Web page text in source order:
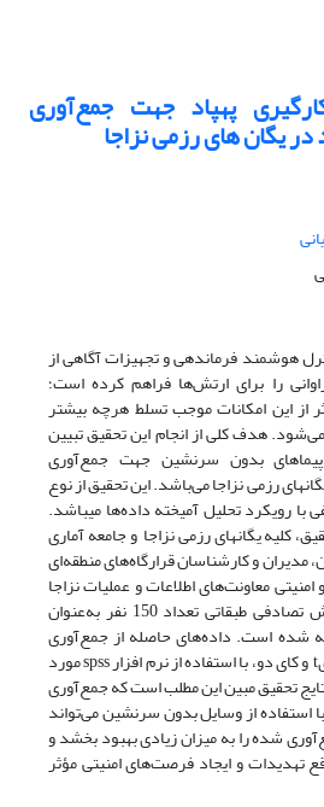
پهپاد جهت جمع‌آوری
یگان های رزمی نزاجا
هوشمند فرماندهی و تجهیزات آگاهی از
را برای ارتش‌ها فراهم کرده است؛
از این امکانات موجب تسلط هرچه بیشتر
هدف کلی از انجام این تحقیق تبیین
بدون سرنشین جهت جمع‌آوری
رزمی نزاجا می‌باشد. این تحقیق از نوع
رویکرد تحلیل آمیخته داده‌ها می­باشد.
کلیه یگان­های رزمی نزاجا و جامعه آماری
مدیران و کارشناسان قرارگاه‌های منطقه‌ای
امنیتی معاونت‌های اطلاعات و عملیات نزاجا
می­باشد که بر اساس روش تصادفی طبقاتی تعداد 150 نفر به‌عنوان
شده است. داده‌های حاصله از جمع‌آوری
اطلاعات از طریق آزمون‌هایt و کای دو، با استفاده از نرم افزار spss مورد
تحقیق مبین این مطلب است که جمع‌آوری
استفاده از وسایل بدون سرنشین می‌تواند
شده را به میزان زیادی بهبود بخشد و
تهدیدات و ایجاد فرصت‌های امنیتی مؤثر